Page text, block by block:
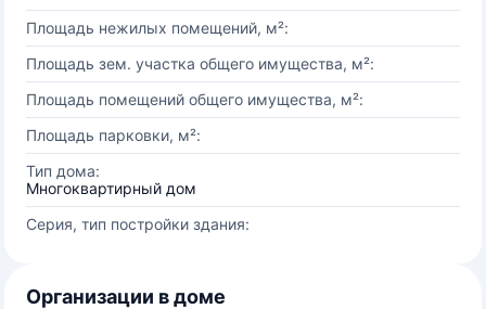
Площадь нежилых помещений, м²:
Площадь зем. участка общего имущества, м²:
Площадь помещений общего имущества, м²:
Площадь парковки, м²:
Тип дома:
Многоквартирный дом
Серия, тип постройки здания:
Организации в доме